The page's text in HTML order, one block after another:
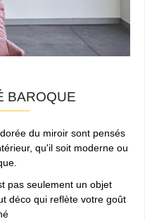
BAROQUE
du miroir sont pensés
qu'il soit moderne ou
pas seulement un objet
déco qui reflète votre goût